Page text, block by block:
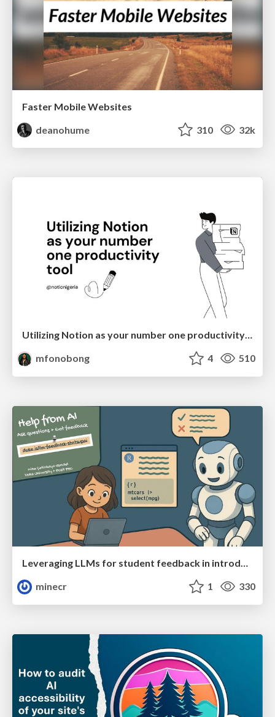
Faster Mobile Websites
deanohume
310 32k
Utilizing Notion as your number one productivity tool
mfonobong
4 510
Leveraging LLMs for student feedback in introductory data science courses - posit::conf(2025)
minecr
1 330